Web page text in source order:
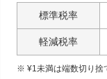
標準税率
軽減税率
¥1未満は端数切り捨